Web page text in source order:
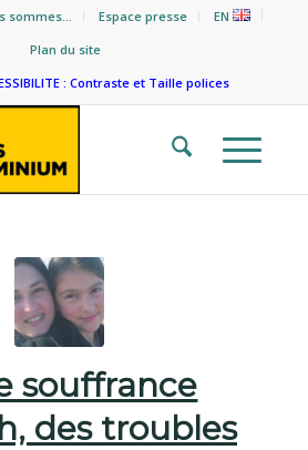
sommes… Espace presse
EN
Plan du site
: Contraste et Taille polices
souffrance
des troubles